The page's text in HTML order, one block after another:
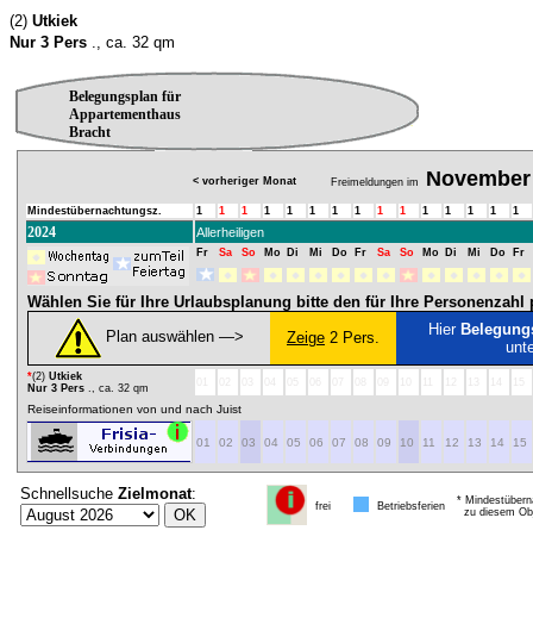
(2) Utkiek
Nur 3 Pers ., ca. 32 qm
Belegungsplan für
Appartementhaus
Bracht
< vorheriger Monat Freimeldungen im November
Mindestübernachtungsz. 1 1 1 1 1 1 1 1 1 1 1 1 1 1 1
2024 Allerheiligen
Fr Sa So Mo Di Mi Do Fr Sa So Mo Di Mi Do Fr
Wählen Sie für Ihre Urlaubsplanung bitte den für Ihre Personenzahl
Plan auswählen ―>
Zeige 2 Pers. Hier
*(2) Utkiek
Nur 3 Pers ., ca. 32 qm
Reiseinformationen von und nach Juist
01 02 03 04 05 06 07 08 09 10 11 12 13 14 15
Schnellsuche Zielmonat:
frei Betriebsferien
*
zu diesem